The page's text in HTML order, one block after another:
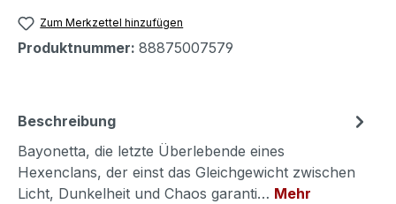
Zum Merkzettel hinzufügen
Produktnummer: 88875007579
Beschreibung
Bayonetta, die letzte Überlebende eines
Hexenclans, der einst das Gleichgewicht zwischen
Licht, Dunkelheit und Chaos garanti… Mehr